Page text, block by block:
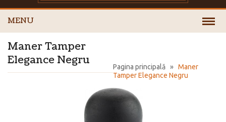
MENU
Pagina principală » Maner
Tamper Elegance Negru
Maner Tamper
Elegance Negru